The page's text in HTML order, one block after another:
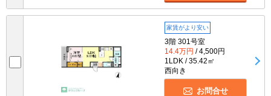
家賃がより安い
3階 301号室
14.4万円 / 4,500円
1LDK / 35.42㎡
西向き
お問合せ